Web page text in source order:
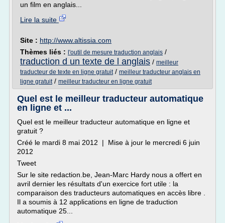
un film en anglais...
Lire la suite
Site : http://www.altissia.com
Thèmes liés : l'outil de mesure traduction anglais /
traduction d un texte de l anglais / meilleur
traducteur de texte en ligne gratuit/ meilleur traducteur anglais en
ligne gratuit/ meilleur traducteur en ligne gratuit
Quel est le meilleur traducteur automatique
en ligne et ...
Quel est le meilleur traducteur automatique en ligne et
gratuit ?
Créé le mardi 8 mai 2012 | Mise à jour le mercredi 6 juin
2012
Tweet
Sur le site redaction.be, Jean-Marc Hardy nous a offert en
avril dernier les résultats d'un exercice fort utile : la
comparaison des traducteurs automatiques en accès libre .
Il a soumis à 12 applications en ligne de traduction
automatique 25...